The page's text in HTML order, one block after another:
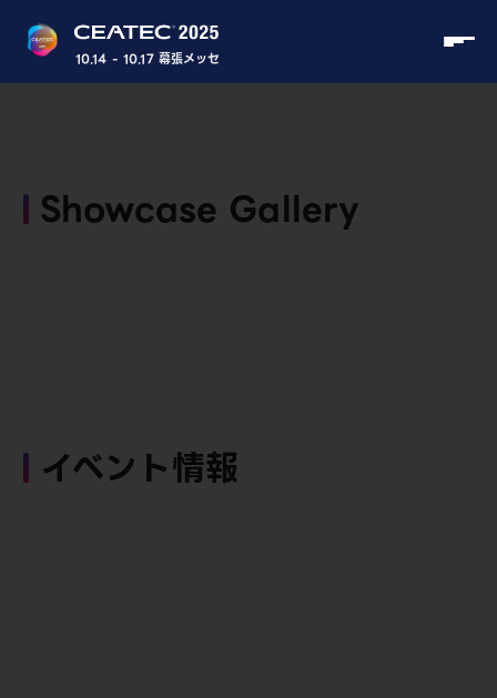
10.14 - 10.17 幕張メッセ
Showcase Gallery
イベント情報